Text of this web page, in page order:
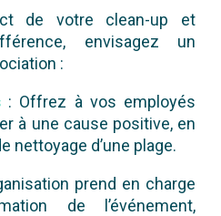
de votre clean-up et
envisagez un
:
: Offrez à vos employés
à une cause positive, en
nettoyage d’une plage.
prend en charge
de l’événement,